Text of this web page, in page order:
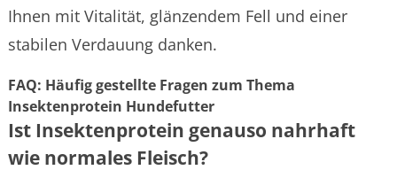
Ihnen mit Vitalität, glänzendem Fell und einer
stabilen Verdauung danken.
FAQ: Häufig gestellte Fragen zum Thema
Insektenprotein Hundefutter
Ist Insektenprotein genauso nahrhaft
wie normales Fleisch?